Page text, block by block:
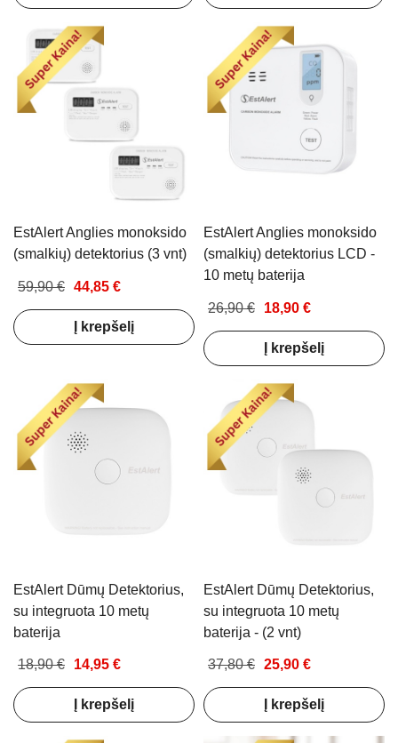
EstAlert Anglies monoksido
(smalkių) detektorius (3 vnt)
59,90 € 44,85 €
Į krepšelį
EstAlert Anglies monoksido
(smalkių) detektorius LCD -
10 metų baterija
26,90 € 18,90 €
Į krepšelį
EstAlert Dūmų Detektorius,
su integruota 10 metų
baterija
18,90 € 14,95 €
Į krepšelį
EstAlert Dūmų Detektorius,
su integruota 10 metų
baterija - (2 vnt)
37,80 € 25,90 €
Į krepšelį